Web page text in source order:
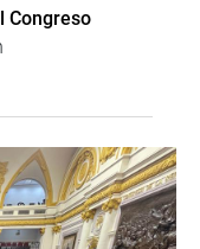
Congreso